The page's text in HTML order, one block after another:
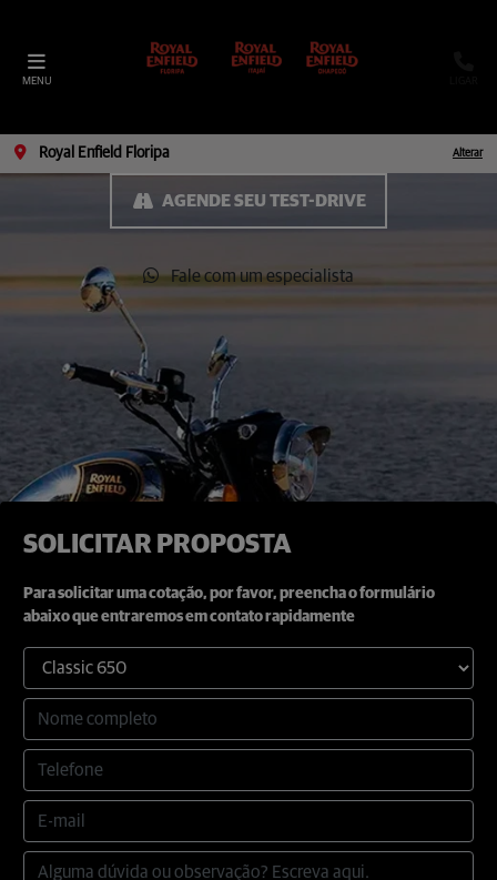
MENU
Royal Enfield Floripa Alterar
SOLICITAR PROPOSTA
Para solicitar uma cotação, por favor, preencha o formulário
abaixo que entraremos em contato rapidamente
AGENDE SEU TEST-DRIVE
Fale com um especialista